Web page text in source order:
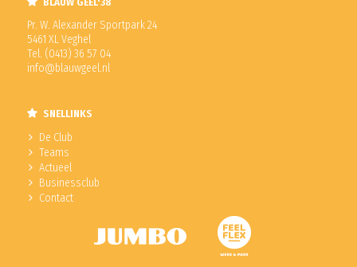
BLAUW GEEL'38
Pr. W. Alexander Sportpark 24
5461 XL Veghel
Tel. (0413) 36 57 04
info@blauwgeel.nl
SNELLINKS
De Club
Teams
Actueel
Businessclub
Contact